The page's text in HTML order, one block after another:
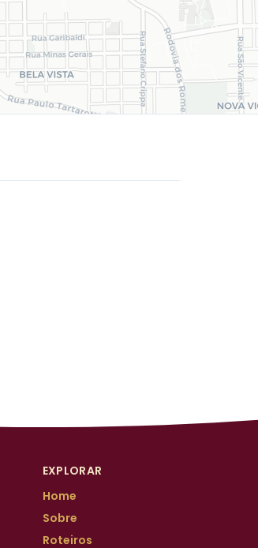
EXPLORAR
Home
Sobre
Roteiros